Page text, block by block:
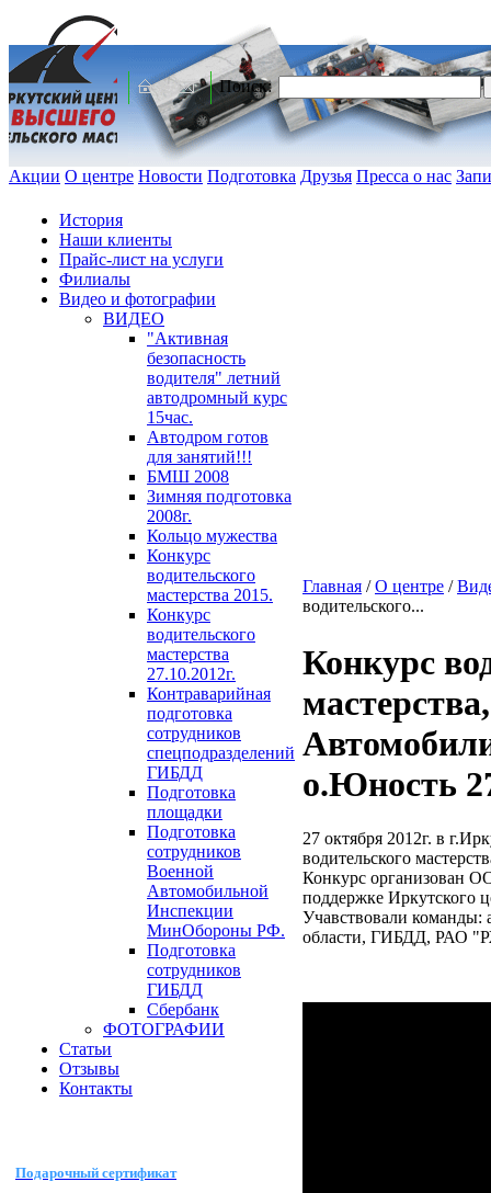
Поиск:
Акции О центре Новости Подготовка Друзья Пресса о нас
История
Наши клиенты
Прайс-лист на услуги
Филиалы
Видео и фотографии
ВИДЕО
"Активная
безопасность
водителя" летний
автодромный курс
15час.
Автодром готов
для занятий!!!
БМШ 2008
Зимняя подготовка
2008г.
Кольцо мужества
Конкурс
водительского
мастерства 2015.
Конкурс
водительского
мастерства
27.10.2012г.
Контраварийная
подготовка
сотрудников
спецподразделений
ГИБДД
Подготовка
площадки
Подготовка
сотрудников
Военной
Автомобильной
Инспекции
МинОбороны РФ.
Подготовка
сотрудников
ГИБДД
Сбербанк
ФОТОГРАФИИ
Статьи
Отзывы
Контакты
Подарочный сертификат
Главная /О центре /
водительского...
Конкурс
о.Юность
27 октября 2012г. в
водительского
Конкурс организован
поддержке Иркутского
Учавствовали команды:
области, ГИБДД, РАО